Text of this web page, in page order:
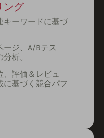
ング
キーワードに基づ
ージ、A/Bテス
析。
、評価＆レビュ
に基づく競合パフ